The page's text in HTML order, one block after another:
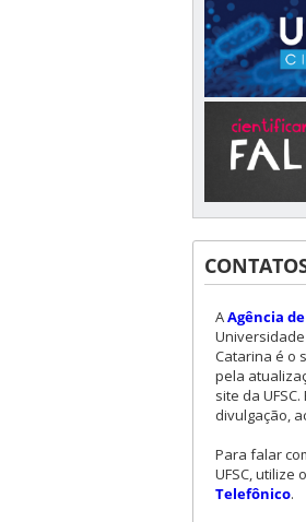
AAgência
Catarina é o
pela
site da
divulgação,
Para falar
UFSC, utilize o
Telefônico.